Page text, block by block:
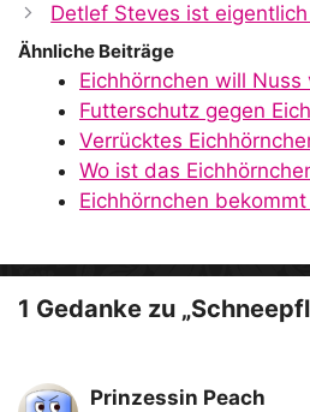
i
Detlef Steves ist
Ähnliche Beiträge
Eichhörnchen will Nuss
Futterschutz gegen
Verrücktes
Wo ist das
Eichhörnchen
1 Gedanke zu
Prinzessin Peach